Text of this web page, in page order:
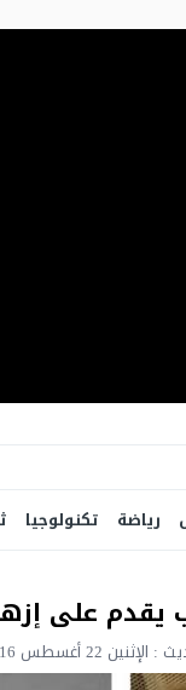
رياضة تكنولوجيا
يقدم على
22 أغسطس 2016 - 8:24 مساءً